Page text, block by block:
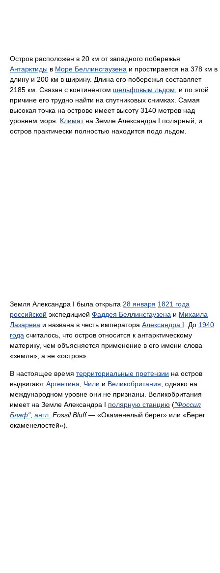
Остров расположен в 20 км от западного побережья
Антарктиды в Море Беллинсгаузена и простирается на 378 км в
длину и 200 км в ширину. Длина его побережья составляет
2185 км. Связан с континентом шельфовым льдом , и по этой
причине его трудно найти на спутниковых снимках. Самая
высокая точка на острове имеет высоту 3140 метров над
уровнем моря. Климатна Земле Александра I полярный, и
остров практически полностью находится подо льдом.
Земля Александра I была открыта 28 января 1821 года
российской экспедицией Фаддея Беллинсгаузена и Михаила
Лазарева и названа в честь императора Александра I . До 1940
года считалось, что остров относится к антарктическому
материку, чем объясняется применение в его имени слова
«земля», а не «остров».
В настоящее время территориальные претензии на остров
выдвигаютАргентина Чили и Великобритания , однако на
международном уровне они не признаны. Великобритания
имеет на Земле Александра I полярную станцию ("Фоссил
Блaф", англ. Fossil Bluff— «Окаменелый берег» или «Берег
окаменелостей»).